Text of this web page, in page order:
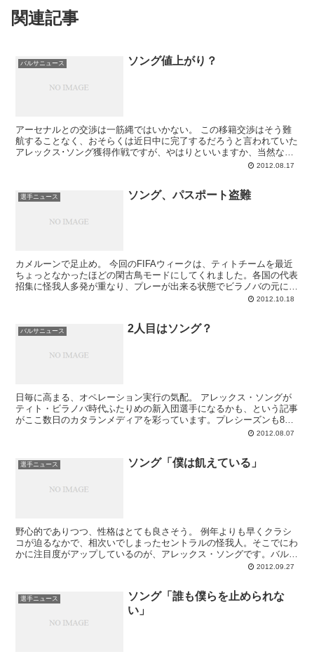
関連記事
バルサニュース ソング値上がり？
アーセナルとの交渉は一筋縄ではいかない。 この移籍交渉はそう難
航することなく、おそらくは近日中に完了するだろうと言われていた
アレックス･ソング獲得作戦ですが、やはりといいますか、当然なが
2012.08.17
選手ニュース ソング、パスポート盗難
カメルーンで足止め。 今回のFIFAウィークは、ティトチームを最近
ちょっとなかったほどの閑古鳥モードにしてくれました。各国の代表
招集に怪我人多発が重なり、プレーが出来る状態でビラノバの元に残
2012.10.18
バルサニュース 2人目はソング？
日毎に高まる、オペレーション実行の気配。 アレックス・ソングが
ティト・ビラノバ時代ふたりめの新入団選手になるかも、という記事
がここ数日のカタランメディアを彩っています。プレシーズンも8月
2012.08.07
選手ニュース ソング「僕は飢えている」
野心的でありつつ、性格はとても良さそう。 例年よりも早くクラシ
コが迫るなかで、相次いでしまったセントラルの怪我人。そこでにわ
かに注目度がアップしているのが、アレックス・ソングです。バルト
2012.09.27
選手ニュース
ソング「誰も僕らを止められな
い」